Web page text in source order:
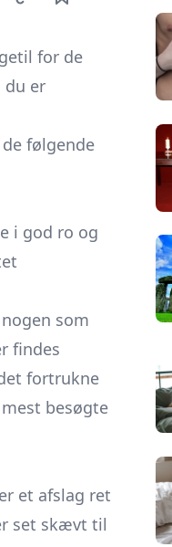
for de
du er
følgende
i god ro og
som
findes
fortrukne
besøgte
et afslag ret
set skævt til